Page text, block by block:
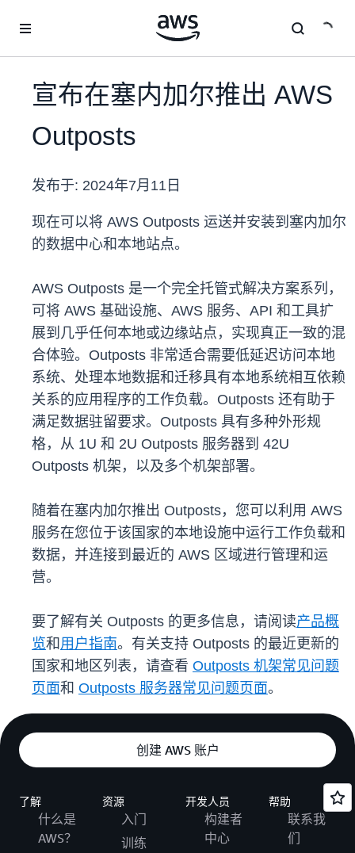
宣布在塞内加尔推出 AWS
Outposts
发布于: 2024年7月11日
现在可以将 AWS Outposts 运送并安装到塞内加尔
的数据中心和本地站点。
AWS Outposts 是一个完全托管式解决方案系列，
可将 AWS 基础设施、AWS 服务、API 和工具扩
展到几乎任何本地或边缘站点，实现真正一致的混
合体验。Outposts 非常适合需要低延迟访问本地
系统、处理本地数据和迁移具有本地系统相互依赖
关系的应用程序的工作负载。Outposts 还有助于
满足数据驻留要求。Outposts 具有多种外形规
格，从 1U 和 2U Outposts 服务器到 42U
Outposts 机架，以及多个机架部署。
随着在塞内加尔推出 Outposts，您可以利用 AWS
服务在您位于该国家的本地设施中运行工作负载和
数据，并连接到最近的 AWS 区域进行管理和运
营。
要了解有关 Outposts 的更多信息，请阅读产品概
览和 用户指南。有关支持 Outposts 的最近更新的
国家和地区列表，请查看 Outposts 机架常见问题
页面和 Outposts 服务器常见问题页面。
创建 AWS 账户
了解
什么是
AWS？
资源
入门
训练
开发人员
构建者
中心
帮助
联系我
们